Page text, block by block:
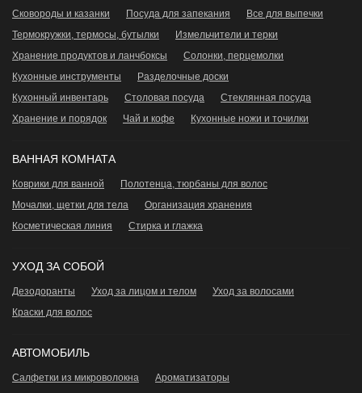
Сковороды и казанки Посуда для запекания
Все для выпечки
Термокружки, термосы, бутылки
Измельчители и терки
Хранение продуктов и ланчбоксы
Сoлонки, перцемолки
Кухонные инструменты
Разделочные доски
Кухонный инвентарь
Столовая посуда
Стеклянная посуда
Хранение и порядок
Чай и кофе Кухонные ножи и точилки
ВАННАЯ КОМНАТА
Коврики для ванной
Полотенца, тюрбаны для волос
Мочалки, щетки для тела
Организация хранения
Косметическая линия
Стирка и глажка
УХОД ЗА СОБОЙ
Дезодоранты Уход за лицом и телом
Уход за волосами
Краски для волос
АВТОМОБИЛЬ
Салфетки из микроволокна Ароматизаторы